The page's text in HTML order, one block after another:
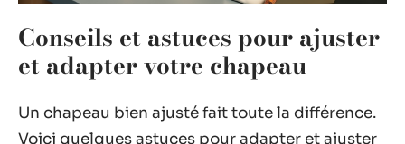
Conseils et astuces pour ajuster
et adapter votre chapeau
Un chapeau bien ajusté fait toute la différence.
Voici quelques astuces pour adapter et ajuster